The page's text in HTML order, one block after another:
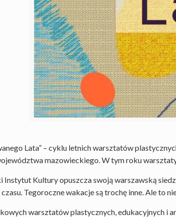
Lata” – cyklu letnich warsztatów
mazowieckiego. W tym roku
Kultury opuszcza swoją warszawską
Tegoroczne wakacje są trochę inne. Ale to
warsztatów plastycznych, edukacyjnych i